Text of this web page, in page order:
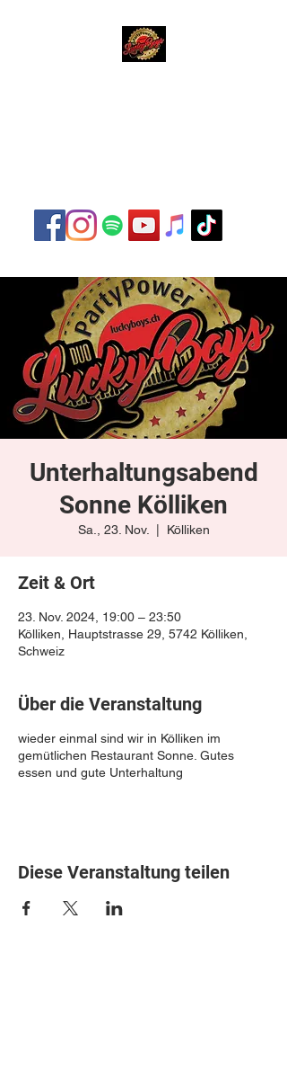
Unterhaltungsabend
Sonne Kölliken
Sa., 23. Nov. Kölliken
Zeit & Ort
23. Nov. 2024, 19:00 – 23:50
Kölliken, Hauptstrasse 29, 5742 Kölliken,
Schweiz
Über die Veranstaltung
wieder einmal sind wir in Kölliken im
gemütlichen Restaurant Sonne. Gutes
essen und gute Unterhaltung
Diese Veranstaltung teilen